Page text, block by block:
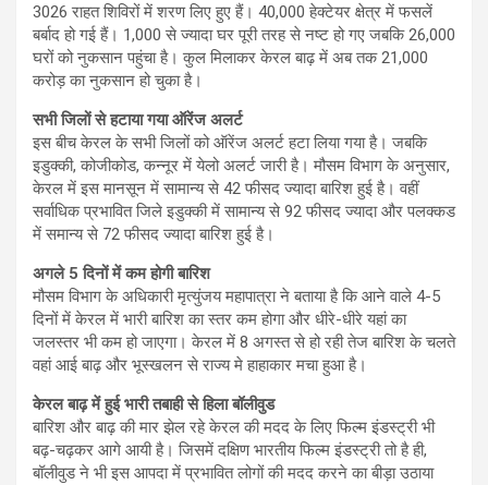
3026 राहत शिविरों में शरण लिए हुए हैं। 40,000 हेक्टेयर क्षेत्र में फसलें
बर्बाद हो गई हैं। 1,000 से ज्यादा घर पूरी तरह से नष्ट हो गए जबकि 26,000
घरों को नुकसान पहुंचा है। कुल मिलाकर केरल बाढ़ में अब तक 21,000
करोड़ का नुकसान हो चुका है।
सभी जिलों से हटाया गया ऑरेंज अलर्ट
इस बीच केरल के सभी जिलों को ऑरेंज अलर्ट हटा लिया गया है। जबकि
इडुक्की, कोजीकोड, कन्नूर में येलो अलर्ट जारी है। मौसम विभाग के अनुसार,
केरल में इस मानसून में सामान्य से 42 फीसद ज्यादा बारिश हुई है। वहीं
सर्वाधिक प्रभावित जिले इडुक्की में सामान्य से 92 फीसद ज्यादा और पलक्कड
में समान्य से 72 फीसद ज्यादा बारिश हुई है।
अगले 5 दिनों में कम होगी बारिश
मौसम विभाग के अधिकारी मृत्युंजय महापात्रा ने बताया है कि आने वाले 4-5
दिनों में केरल में भारी बारिश का स्तर कम होगा और धीरे-धीरे यहां का
जलस्तर भी कम हो जाएगा। केरल में 8 अगस्त से हो रही तेज बारिश के चलते
वहां आई बाढ़ और भूस्खलन से राज्य मे हाहाकार मचा हुआ है।
केरल बाढ़ में हुई भारी तबाही से हिला बॉलीवुड
बारिश और बाढ़ की मार झेल रहे केरल की मदद के लिए फिल्म इंडस्ट्री भी
बढ़-चढ़कर आगे आयी है। जिसमें दक्षिण भारतीय फिल्म इंडस्ट्री तो है ही,
बॉलीवुड ने भी इस आपदा में प्रभावित लोगों की मदद करने का बीड़ा उठाया